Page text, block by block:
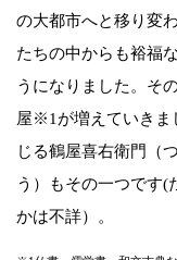
の大都市へと移り変
たちの中からも裕福
うになりました。そ
屋※1が増えていきま
じる鶴屋喜右衛門（
う）もその一つです(
かは不詳）。